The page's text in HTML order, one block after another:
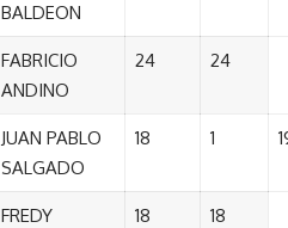
BALDEON
FABRICIO
ANDINO
24 24
JUAN PABLO
SALGADO
18 1
FREDY
18 18